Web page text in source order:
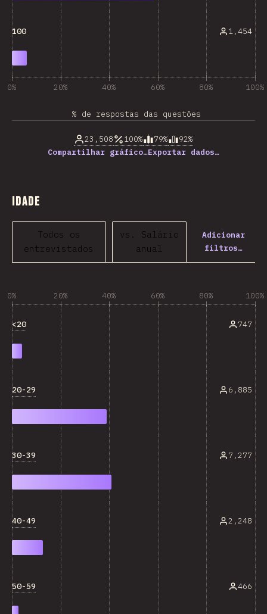
100 1,454
0% 20% 40% 60% 80% 100%
% de respostas das questões
23,508 100% 79%
92%
Compartilhar gráfico…Exportar dados…
Idade
Todos os
entrevistados
vs. Salário
anual
Adicionar
filtros…
0% 20% 40% 60% 80% 100%
<20 747
20-29 6,885
30-39 7,277
40-49 2,248
50-59 466